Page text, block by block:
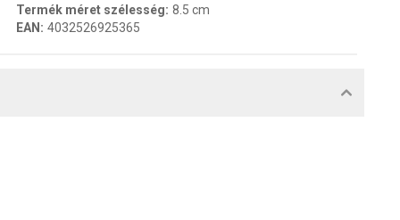
Termék méret szélesség: 8.5 cm
EAN : 4032526925365